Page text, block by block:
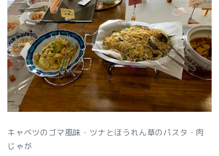
キャベツのゴマ風味・ツナとほうれん草のパスタ・肉
じゃが